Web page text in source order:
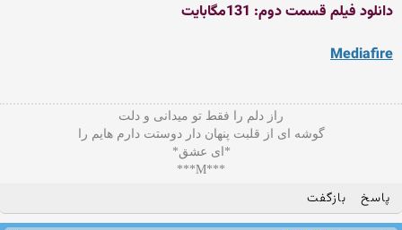
دانلود فیلم قسمت دوم: 131مگابایت
Mediafire
راز دلم را فقط تو میدانی و دلت
گوشه ای از قلبت پنهان دار دوستت دارم هایم را
*ای عشق*
***M***
پاسخ بازگفت